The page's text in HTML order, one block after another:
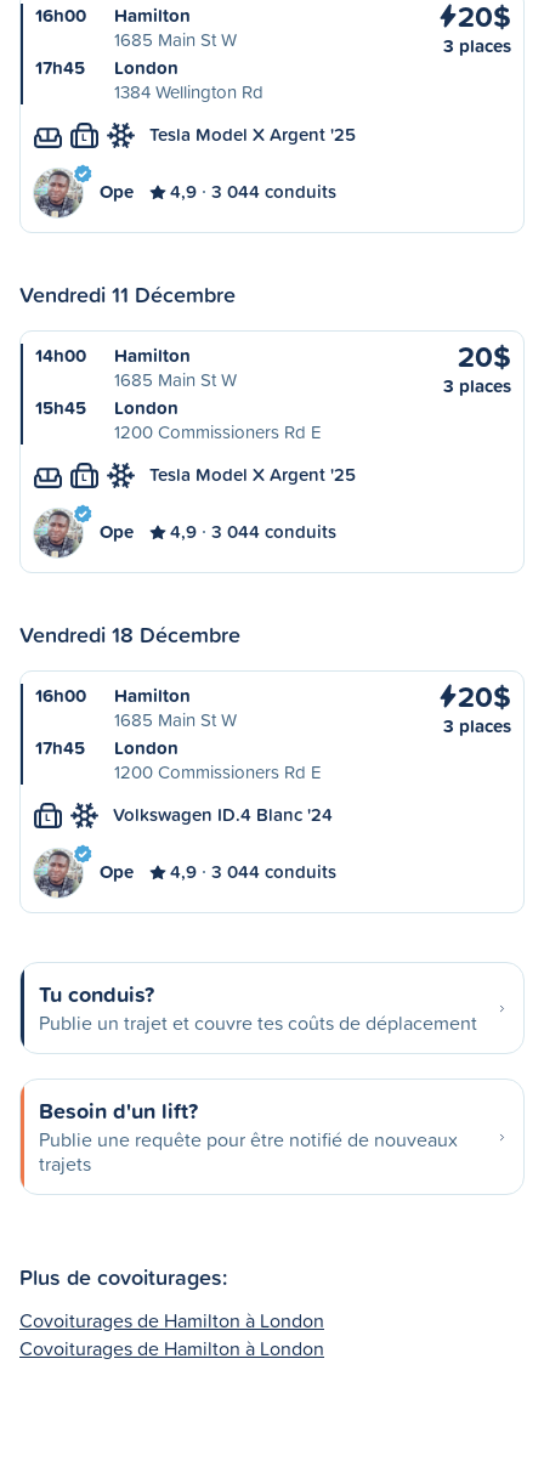
16h00
Hamilton
1685 Main St W
17h45
London
1384 Wellington Rd
20$
3 places
L Tesla Model X Argent '25
Ope 4,9 3 044 conduits
Vendredi 11 Décembre
14h00
Hamilton
1685 Main St W
15h45
London
1200 Commissioners Rd E
20$
3 places
L Tesla Model X Argent '25
Ope 4,9 3 044 conduits
Vendredi 18 Décembre
16h00
Hamilton
1685 Main St W
17h45
London
1200 Commissioners Rd E
20$
3 places
L Volkswagen ID.4 Blanc '24
Ope 4,9 3 044 conduits
Tu conduis?
Publie un trajet et couvre tes coûts de déplacement
Besoin d'un lift?
Publie une requête pour être notifié de nouveaux
trajets
Plus de covoiturages:
Covoiturages de Hamilton à London
Covoiturages de Hamilton à London